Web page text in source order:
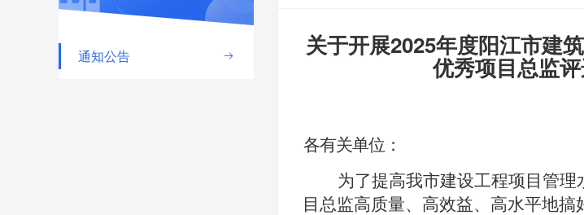
通知公告  关于开展2025年度阳江市建
优秀项目总监
各有关单位：
为了提高我市建设工程项目管理
目总监高质量、高效益、高水平地搞